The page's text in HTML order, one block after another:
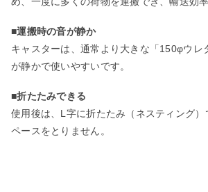
■運搬時の音が静か
キャスターは、通常より大きな「150φウレ
が静かで使いやすいです。
■折たたみできる
使用後は、L字に折たたみ（ネスティング）
ペースをとりません。